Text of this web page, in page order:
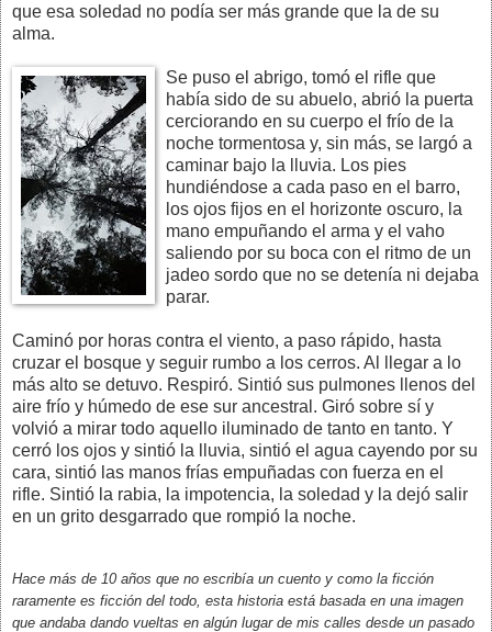
que esa soledad no podía ser más grande que la de su
alma.
Se puso el abrigo, tomó el rifle que
había sido de su abuelo, abrió la puerta
cerciorando en su cuerpo el frío de la
noche tormentosa y, sin más, se largó a
caminar bajo la lluvia. Los pies
hundiéndose a cada paso en el barro,
los ojos fijos en el horizonte oscuro, la
mano empuñando el arma y el vaho
saliendo por su boca con el ritmo de un
jadeo sordo que no se detenía ni dejaba
parar.
Caminó por horas contra el viento, a paso rápido, hasta
cruzar el bosque y seguir rumbo a los cerros. Al llegar a lo
más alto se detuvo. Respiró. Sintió sus pulmones llenos del
aire frío y húmedo de ese sur ancestral. Giró sobre sí y
volvió a mirar todo aquello iluminado de tanto en tanto. Y
cerró los ojos y sintió la lluvia, sintió el agua cayendo por su
cara, sintió las manos frías empuñadas con fuerza en el
rifle. Sintió la rabia, la impotencia, la soledad y la dejó salir
en un grito desgarrado que rompió la noche.
Hace más de 10 años que no escribía un cuento y como la ficción
raramente es ficción del todo, esta historia está basada en una imagen
que andaba dando vueltas en algún lugar de mis calles desde un pasado